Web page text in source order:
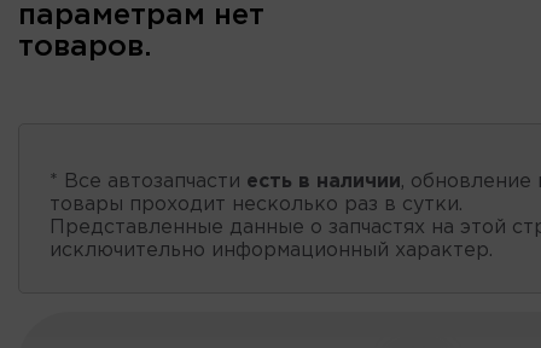
параметрам нет
товаров.
* Все автозапчасти есть в наличии, обновление
товары проходит несколько раз в сутки.
Представленные данные о запчастях на этой
исключительно информационный характер.